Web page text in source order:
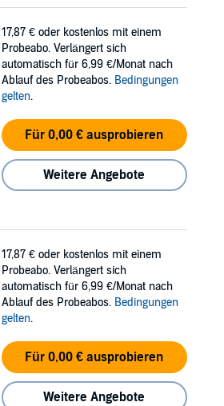
17,87 € oder kostenlos mit einem
Probeabo. Verlängert sich
automatisch für 6,99 €/Monat nach
Ablauf des Probeabos. Bedingungen
gelten.
Für 0,00 € ausprobieren
Weitere Angebote
17,87 € oder kostenlos mit einem
Probeabo. Verlängert sich
automatisch für 6,99 €/Monat nach
Ablauf des Probeabos. Bedingungen
gelten.
Für 0,00 € ausprobieren
Weitere Angebote